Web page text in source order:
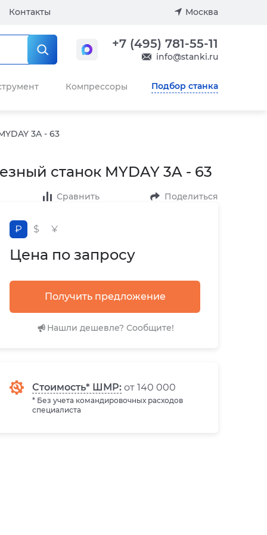
Контакты Москва
+7 (495) 781-55-11
info@stanki.ru
Компрессоры Подбор станка
3A - 63
станок MYDAY 3A - 63
Сравнить Поделиться
₽ $ ¥
Цена по запросу
Получить предложение
Нашли дешевле? Сообщите!
Стоимость* ШМР: от 140 000
* Без учета командировочных расходов
специалиста